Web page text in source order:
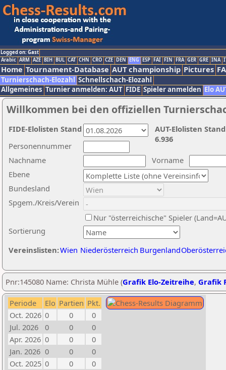
Logged on: Gast
Arabic ARM AZE BIH BUL CAT CHN CRO CZE DEN ENG ESP FAI FIN FRA GER GRE INA
Home Tournament-Database AUT championship Pictures
Turnierschach-Elozahl Schnellschach-Elozahl
Allgemeines Turnier anmelden: AUT FIDE Spieler anmelden Elo
Willkommen bei den offiziellen
Nachname
Vorname
Ebene
Sortierung
Personennummer
Bundesland
Spgem./Kreis/Verein
Nur "österreichische" Spieler
Vereinslisten:Wien Niederösterreich Burgenland
AUT-Elolisten
6.936
FIDE-Elolisten Stand
Pnr:145080 Name: Christa Mühle (Grafik Elo-Zeitreihe, Grafik
Periode Elo Partien Pkt.
Oct. 2026 0 0
0
Jul. 2026
0 0
0
Apr. 2026 0 0
0
Jan. 2026 0 0
0
Oct. 2025 0 0
0